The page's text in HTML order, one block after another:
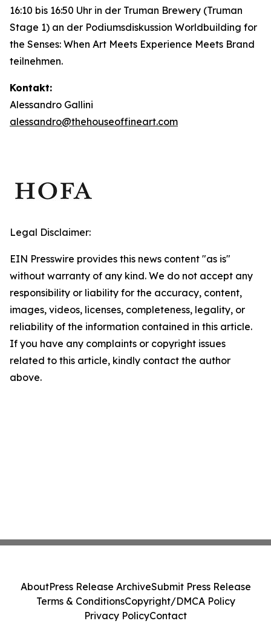
16:10 bis 16:50 Uhr in der Truman Brewery (Truman
Stage 1) an der Podiumsdiskussion Worldbuilding for
the Senses: When Art Meets Experience Meets Brand
teilnehmen.
Kontakt:
Alessandro Gallini
alessandro@thehouseoffineart.com
Legal Disclaimer:
EIN Presswire provides this news content "as is"
without warranty of any kind. We do not accept any
responsibility or liability for the accuracy, content,
images, videos, licenses, completeness, legality, or
reliability of the information contained in this article.
If you have any complaints or copyright issues
related to this article, kindly contact the author
above.
AboutPress Release ArchiveSubmit Press Release
Terms & ConditionsCopyright/DMCA Policy
Privacy PolicyContact